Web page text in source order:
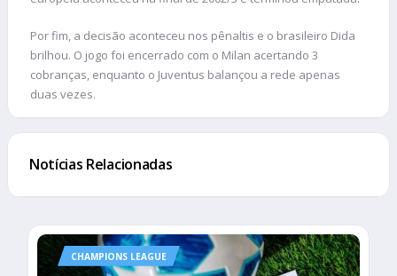
Por fim, a decisão aconteceu nos pênaltis e o brasileiro Dida
brilhou. O jogo foi encerrado com o Milan acertando 3
cobranças, enquanto o Juventus balançou a rede apenas
duas vezes.
Notícias Relacionadas
CHAMPIONS LEAGUE